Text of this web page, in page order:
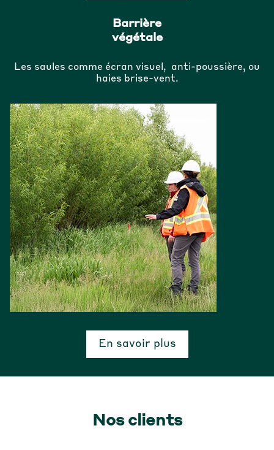
Barrière
végétale
Les saules comme écran visuel, anti-poussière, ou
haies brise-vent.
En savoir plus
Nos clients